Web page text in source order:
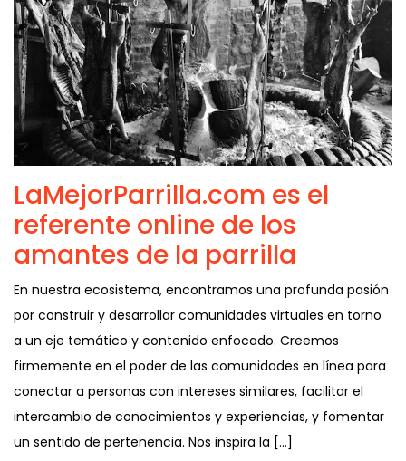
LaMejorParrilla.com es el
referente online de los
amantes de la parrilla
En nuestra ecosistema, encontramos una profunda pasión
por construir y desarrollar comunidades virtuales en torno
a un eje temático y contenido enfocado. Creemos
firmemente en el poder de las comunidades en línea para
conectar a personas con intereses similares, facilitar el
intercambio de conocimientos y experiencias, y fomentar
un sentido de pertenencia. Nos inspira la […]